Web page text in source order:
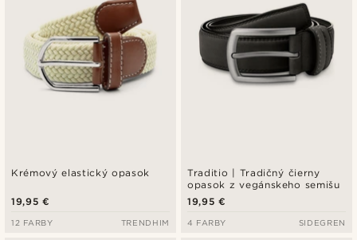
Krémový elastický opasok
19,95 €
12 FARBY TRENDHIM
Traditio | Tradičný čierny
opasok z vegánskeho semišu
19,95 €
4 FARBY SIDEGREN